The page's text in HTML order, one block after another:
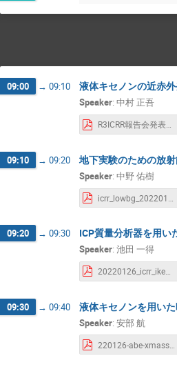
09:00 → 09:10 液体キセノンの近赤
Speaker: 中村 正吾
R3ICRR報告会発表nakamura_final.pdf
09:10 → 09:20 地下実験のための放
Speaker: 中野 佑樹
icrr_lowbg_20220126_upload.pdf
09:20 → 09:30 ICP質量分析器を用
Speaker: 池田 一得
20220126_icrr_ikeda.pdf
09:30 → 09:40 液体キセノンを用い
Speaker: 安部 航